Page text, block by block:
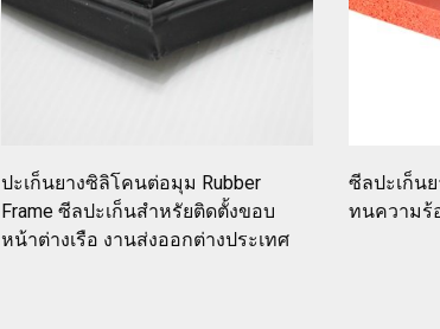
ปะเก็นยางซิลิโคนต่อมุม Rubber
Frame ซีลปะเก็นสำหรัยติดตั้งขอบ
หน้าต่างเรือ งานส่งออกต่างประเทศ
ซีลปะเก็น
ทนความร้